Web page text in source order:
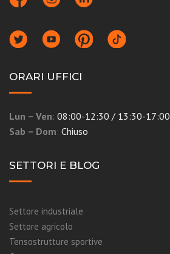
ORARI UFFICI
Lun – Ven: 08:00-12:30 / 13:30-17:00
Sab – Dom: Chiuso
SETTORI E BLOG
Settore industriale
Settore agricolo
Tensostrutture sportive